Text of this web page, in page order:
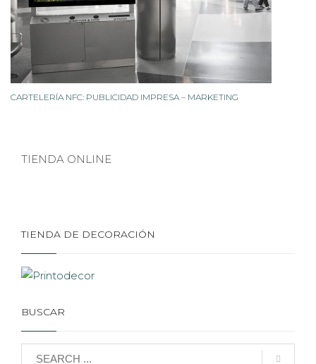
CARTELERÍA NFC: PUBLICIDAD IMPRESA – MARKETING
TIENDA ONLINE
TIENDA DE DECORACIÓN
BUSCAR